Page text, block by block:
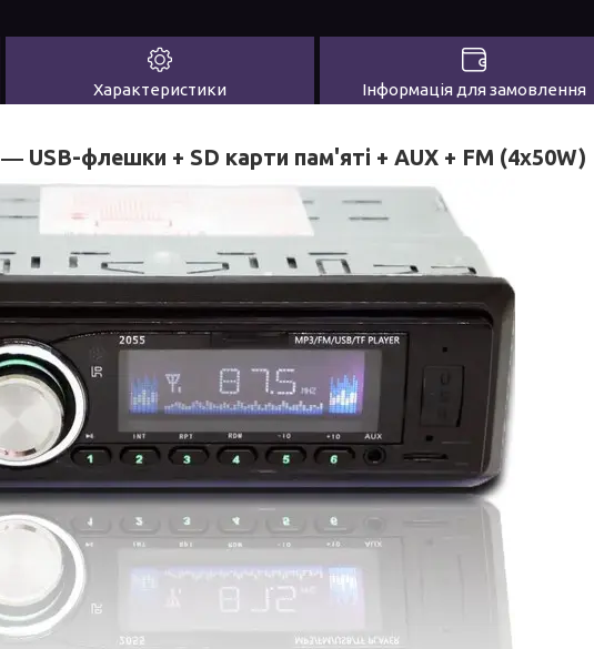
Характеристики Інформація для замовлення
― USB-флешки + SD карти пам'яті + AUX + FM (4x50W)